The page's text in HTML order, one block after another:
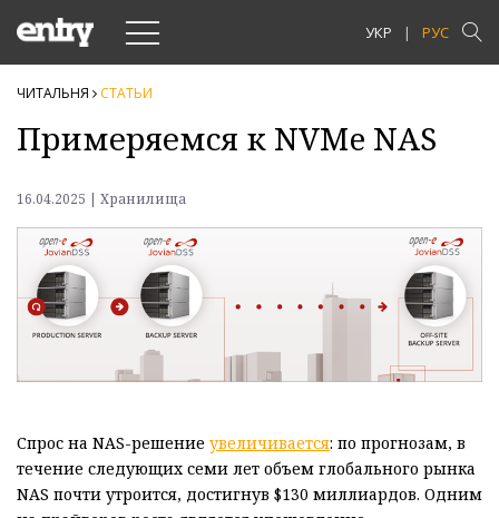
Toggle
navigation УКР РУС
ЧИТАЛЬНЯ СТАТЬИ
Примеряемся к NVMe NAS
16.04.2025 | Хранилища
Спрос на NAS-решение увеличивается: по прогнозам, в
течение следующих семи лет объем глобального рынка
NAS почти утроится, достигнув $130 миллиардов. Одним